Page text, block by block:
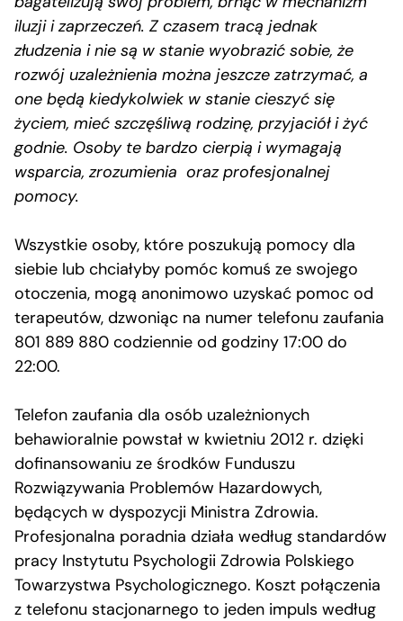
iluzji i zaprzeczeń. Z czasem tracą jednak
złudzenia i nie są w stanie wyobrazić sobie, że
rozwój uzależnienia można jeszcze zatrzymać, a
one będą kiedykolwiek w stanie cieszyć się
życiem, mieć szczęśliwą rodzinę, przyjaciół i żyć
godnie. Osoby te bardzo cierpią i wymagają
wsparcia, zrozumienia oraz profesjonalnej
pomocy.
Wszystkie osoby, które poszukują pomocy dla
siebie lub chciałyby pomóc komuś ze swojego
otoczenia, mogą anonimowo uzyskać pomoc od
terapeutów, dzwoniąc na numer telefonu zaufania
801 889 880 codziennie od godziny 17:00 do
22:00.
Telefon zaufania dla osób uzależnionych
behawioralnie powstał w kwietniu 2012 r. dzięki
dofinansowaniu ze środków Funduszu
Rozwiązywania Problemów Hazardowych,
będących w dyspozycji Ministra Zdrowia.
Profesjonalna poradnia działa według standardów
pracy Instytutu Psychologii Zdrowia Polskiego
Towarzystwa Psychologicznego. Koszt połączenia
z telefonu stacjonarnego to jeden impuls według